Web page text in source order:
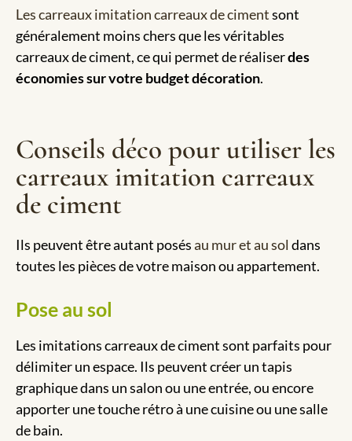
Les carreaux imitation carreaux de cimentsont
généralement moins chers que les véritables
carreaux de ciment, ce qui permet de réaliserdes
économies sur votre budget décoration.
Conseils déco pour utiliser les
carreaux imitation carreaux
de ciment
Ils peuvent être autant posésau mur et au sol dans
toutes les pièces de votre maison ou appartement.
Pose au sol
Les imitations carreaux de ciment sont parfaits pour
délimiter un espace. Ils peuvent créer un tapis
graphique dans un salon ou une entrée, ou encore
apporter une touche rétro à une cuisine ou une salle
de bain.